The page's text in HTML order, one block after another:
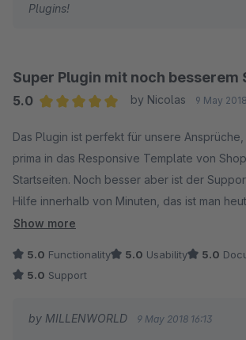
Plugins!
Super Plugin mit noch besserem
5.0
by Nicolas 9 May
Das Plugin ist perfekt für unsere
prima in das Responsive Template von
Startseiten. Noch besser aber ist der
Hilfe innerhalb von Minuten, das ist man
gewohnt. Definitiv 10 Sterne!
Show more
5.0 Functionality 5.0 Usability 5.0
5.0 Support
by MILLENWORLD 9 May 2018 16:13